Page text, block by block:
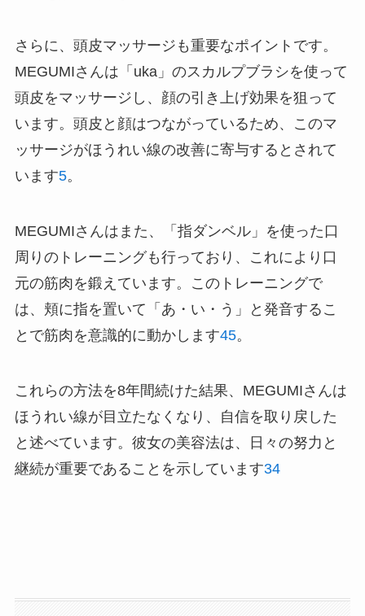
さらに、頭皮マッサージも重要なポイントです。
MEGUMIさんは「uka」のスカルプブラシを使って
頭皮をマッサージし、顔の引き上げ効果を狙って
います。頭皮と顔はつながっているため、このマ
ッサージがほうれい線の改善に寄与するとされて
います5。
MEGUMIさんはまた、「指ダンベル」を使った口
周りのトレーニングも行っており、これにより口
元の筋肉を鍛えています。このトレーニングで
は、頬に指を置いて「あ・い・う」と発音するこ
とで筋肉を意識的に動かします45。
これらの方法を8年間続けた結果、MEGUMIさんは
ほうれい線が目立たなくなり、自信を取り戻した
と述べています。彼女の美容法は、日々の努力と
継続が重要であることを示しています34